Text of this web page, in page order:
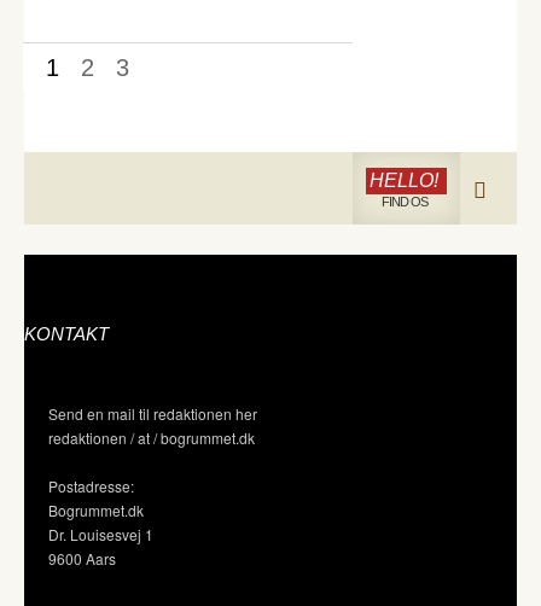
1 2 3
HELLO!
FIND OS
KONTAKT
Send en mail til redaktionen her
redaktionen / at / bogrummet.dk
Postadresse:
Bogrummet.dk
Dr. Louisesvej 1
9600 Aars